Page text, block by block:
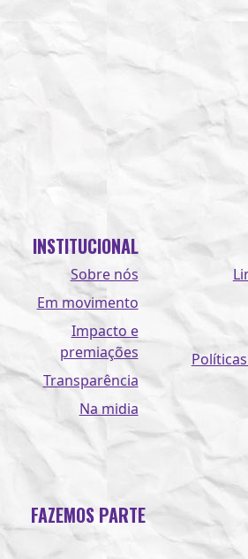
INSTITUCIONAL
Sobre nós
Em movimento
Impacto e
premiações
Transparência
Na midia
FAZEMOS PARTE